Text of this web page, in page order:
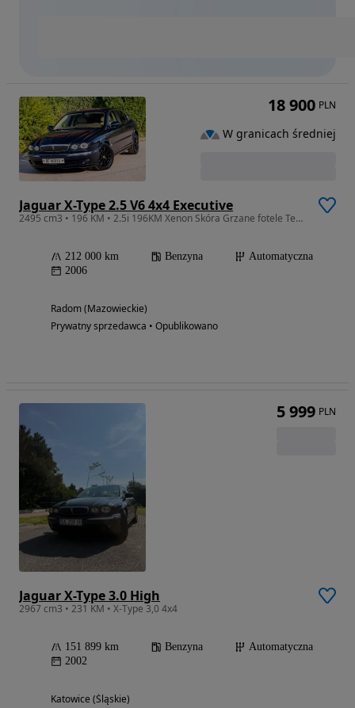
Jaguar X-Type 2.5 V6 4x4 Executive
2495 cm3 • 196 KM • 2.5i 196KM Xenon Skóra Grzane fotele Tempomat Klima Bezwypadkowy
212 000 km Benzyna
Automatyczna
2006
Radom (Mazowieckie)
Prywatny sprzedawca • Opublikowano
18 900 PLN
W granicach średniej
Jaguar X-Type 3.0 High
2967 cm3 • 231 KM • X-Type 3,0 4x4
151 899 km Benzyna
Automatyczna
2002
Katowice (Śląskie)
5 999 PLN